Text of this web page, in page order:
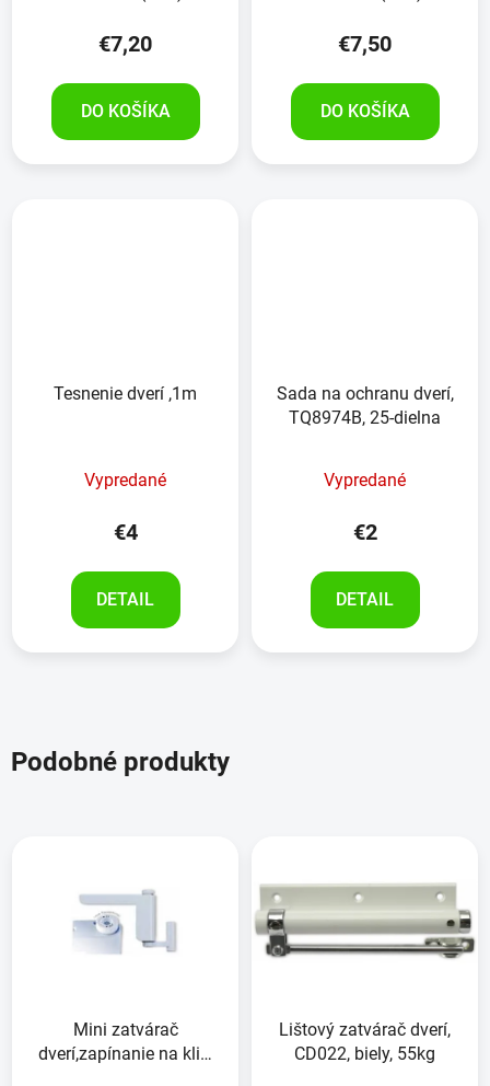
€7,20
DO KOŠÍKA
€7,50
DO KOŠÍKA
Tesnenie dverí ,1m
Vypredané
€4
DETAIL
Sada na ochranu dverí,
TQ8974B, 25-dielna
Vypredané
€2
DETAIL
Podobné produkty
Mini zatvárač
dverí,zapínanie na klip,
Lištový zatvárač dverí,
CD022, biely, 55kg